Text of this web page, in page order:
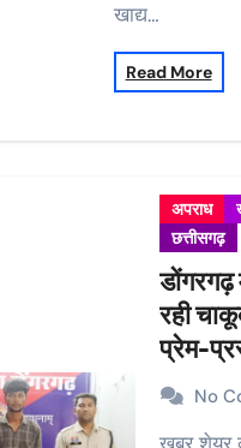
खाद्य…
Read More
अपराध
छत्तीसगढ़
डोंगरगढ़
रही
प्रेम-
पर हमला
No